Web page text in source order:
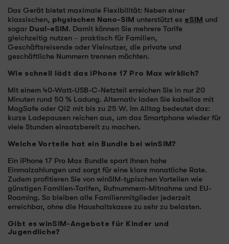
Das Gerät bietet maximale Flexibilität: Neben einer
klassischen, physischen Nano-SIM unterstützt es eSIM und
sogar Dual-eSIM. Damit können Sie mehrere Tarife
gleichzeitig nutzen – praktisch für Familien,
Geschäftsreisende oder Vielnutzer, die private und
geschäftliche Nummern trennen möchten.
Wie schnell lädt das iPhone 17 Pro Max wirklich?
Mit einem 40-Watt-USB-C-Netzteil erreichen Sie in nur 20
Minuten rund 50 % Ladung. Alternativ laden Sie kabellos mit
MagSafe oder Qi2 mit bis zu 25 W. Im Alltag bedeutet das:
kurze Ladepausen reichen aus, um das Smartphone wieder für
viele Stunden einsatzbereit zu machen.
Welche Vorteile hat ein Bundle bei winSIM?
Ein iPhone 17 Pro Max Bundle spart Ihnen hohe
Einmalzahlungen und sorgt für eine klare monatliche Rate.
Zudem profitieren Sie von winSIM-typischen Vorteilen wie
günstigen Familien-Tarifen, Rufnummern-Mitnahme und EU-
Roaming. So bleiben alle Familienmitglieder jederzeit
erreichbar, ohne die Haushaltskasse zu sehr zu belasten.
Gibt es winSIM-Angebote für Kinder und
Jugendliche?